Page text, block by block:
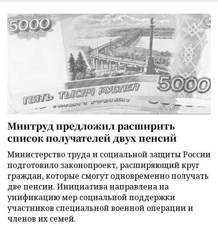
Минтруд предложил расширить
список получателей двух пенсий
Министерство труда и социальной защиты России
подготовило законопроект, расширяющий круг
граждан, которые смогут одновременно получать
две пенсии. Инициатива направлена на
унификацию мер социальной поддержки
участников специальной военной операции и
членов их семей.